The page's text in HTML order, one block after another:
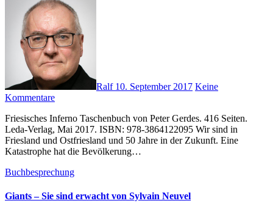
Ralf 10. September 2017 Keine
Kommentare
Friesisches Inferno Taschenbuch von Peter Gerdes. 416 Seiten.
Leda-Verlag, Mai 2017. ISBN: 978-3864122095 Wir sind in
Friesland und Ostfriesland und 50 Jahre in der Zukunft. Eine
Katastrophe hat die Bevölkerung…
Buchbesprechung
Giants – Sie sind erwacht von Sylvain Neuvel